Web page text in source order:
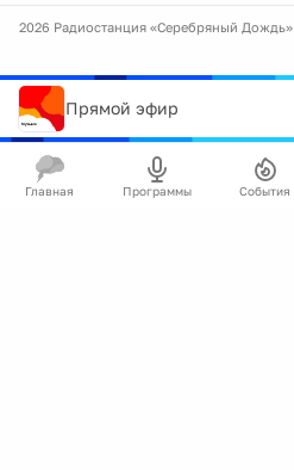
2026 Радиостанция «Серебряный Дождь»
Прямой эфир
Главная Программы События